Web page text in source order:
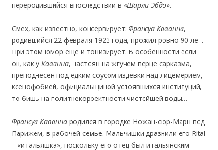
переродившийся впоследствии в «Шарли Эбдо».
Смех, как известно, консервирует: Франсуа Каванна,
родившийся 22 февраля 1923 года, прожил ровно 90 лет.
При этом юмор еще и тонизирует. В особенности если
он, как у Каванна, настоян на жгучем перце сарказма,
преподнесен под едким соусом издевки над лицемерием,
ксенофобией, официальщиной устоявшихся институций,
то бишь на политнекорректности чистейшей воды…
Франсуа Каванна родился в городке Ножан-сюр-Марн под
Парижем, в рабочей семье. Мальчишки дразнили его Rital
– «итальяшка», поскольку его отец был итальянским